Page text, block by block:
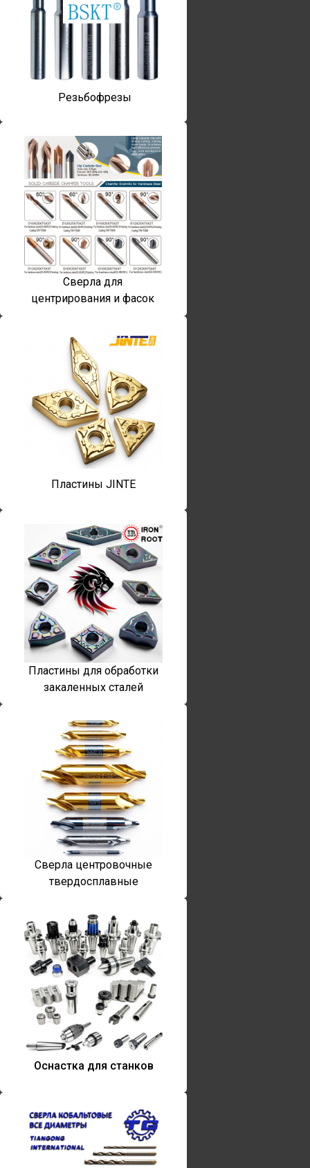
Резьбофрезы
Сверла для
центрирования и фасок
Пластины JINTE
Пластины для обработки
закаленных сталей
Сверла центровочные
твердосплавные
Оснастка для станков